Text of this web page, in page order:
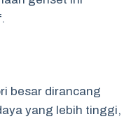
besar dirancang
yang lebih tinggi,